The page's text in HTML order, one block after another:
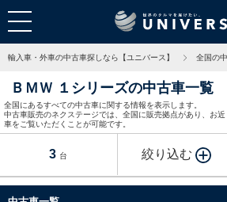
輸入車・外車の中古車探しなら【ユニバース】 全国の
ＢＭＷ １シリーズの中古車一覧
全国にあるすべての中古車に関する情報を表示します。
中古車販売のネクステージでは、全国に販売拠点があり、お
車をご覧いただくことが可能です。
3 台 絞り込む